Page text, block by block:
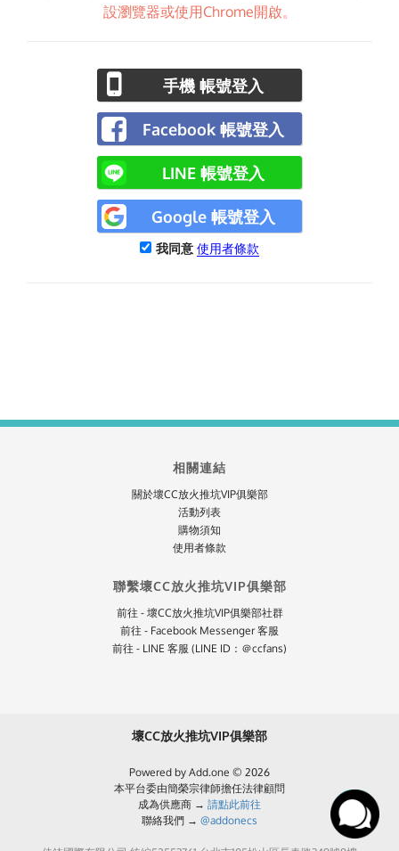
設瀏覽器或使用Chrome開啟。
手機 帳號登入
Facebook 帳號登入
LINE 帳號登入
Google 帳號登入
我同意 使用者條款
相關連結
關於壞CC放火推坑VIP俱樂部
活動列表
購物須知
使用者條款
聯繫壞CC放火推坑VIP俱樂部
前往 - 壞CC放火推坑VIP俱樂部社群
前往 - Facebook Messenger 客服
前往 - LINE 客服 (LINE ID：＠ccfans)
壞CC放火推坑VIP俱樂部
Powered by Add.one © 2026
本平台委由簡榮宗律師擔任法律顧問
成為供應商 → 請點此前往
聯絡我們 → @addonecs